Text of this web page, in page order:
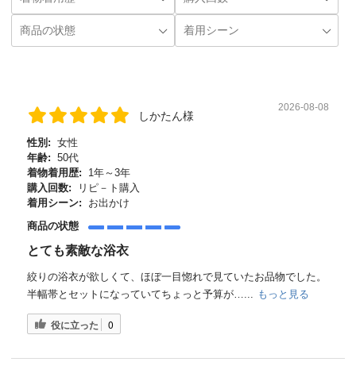
しかたん様
2026-08-08
性別: 女性
年齢: 50代
着物着用歴:
1年～3年
購入回数:
リピ－ト購入
着用シーン:
お出かけ
商品の状態
とても素敵な浴衣
絞りの浴衣が欲しくて、ほぼ一目惚れで見ていたお品物でした。
半幅帯とセットになっていてちょっと予算が…... もっと見る
役に立った 0